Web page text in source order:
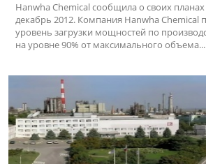
Hanwha Chemical сообщила о своих
декабрь 2012. Компания Hanwha Chemical
уровень загрузки мощностей по
на уровне 90% от максимального